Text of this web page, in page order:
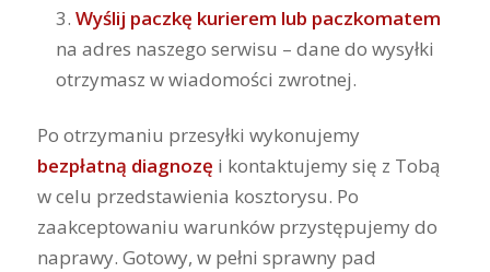
Wyślij paczkę kurierem lub paczkomatem
na adres naszego serwisu – dane do wysyłki
otrzymasz w wiadomości zwrotnej.
Po otrzymaniu przesyłki wykonujemy
bezpłatną diagnozę i kontaktujemy się z Tobą
w celu przedstawienia kosztorysu. Po
zaakceptowaniu warunków przystępujemy do
naprawy. Gotowy, w pełni sprawny pad